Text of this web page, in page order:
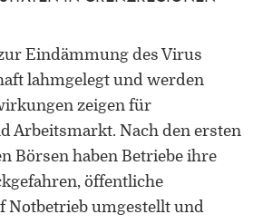
Eindämmung des Virus
lahmgelegt und werden
zeigen für
Arbeitsmarkt. Nach den ersten
Börsen haben Betriebe ihre
öffentliche
Notbetrieb umgestellt und